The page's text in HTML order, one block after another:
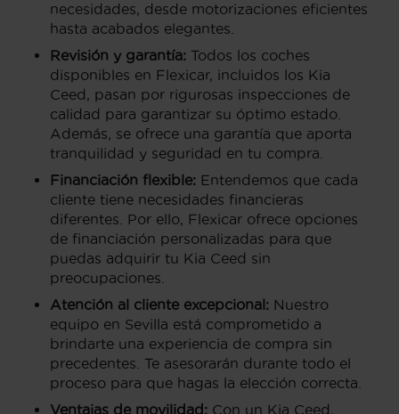
necesidades, desde motorizaciones eficientes
hasta acabados elegantes.
Revisión y garantía: Todos los coches
disponibles en Flexicar, incluidos los Kia
Ceed, pasan por rigurosas inspecciones de
calidad para garantizar su óptimo estado.
Además, se ofrece una garantía que aporta
tranquilidad y seguridad en tu compra.
Financiación flexible: Entendemos que cada
cliente tiene necesidades financieras
diferentes. Por ello, Flexicar ofrece opciones
de financiación personalizadas para que
puedas adquirir tu Kia Ceed sin
preocupaciones.
Atención al cliente excepcional: Nuestro
equipo en Sevilla está comprometido a
brindarte una experiencia de compra sin
precedentes. Te asesorarán durante todo el
proceso para que hagas la elección correcta.
Ventajas de movilidad: Con un Kia Ceed,